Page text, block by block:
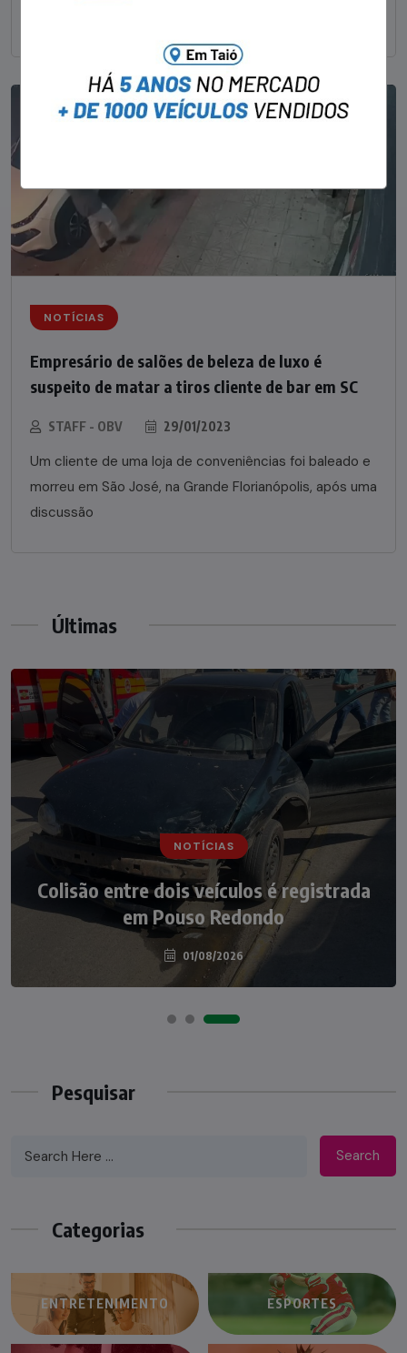
NOTÍCIAS
Empresário de salões de beleza de luxo é
suspeito de matar a tiros cliente de bar em SC
STAFF - OBV 29/01/2023
Um cliente de uma loja de conveniências foi baleado e
morreu em São José, na Grande Florianópolis, após uma
discussão
Últimas
NOTÍCIAS
Colisão entre dois veículos é registrada
em Pouso Redondo
01/08/2026
NOTÍCIAS
Irmãos de 7 e 14 anos morrem
atropelados na BR-470 em Pouso
Redondo
04/08/2026
Pesquisar
Search
Categorias
ENTRETENIMENTO ESPORTES